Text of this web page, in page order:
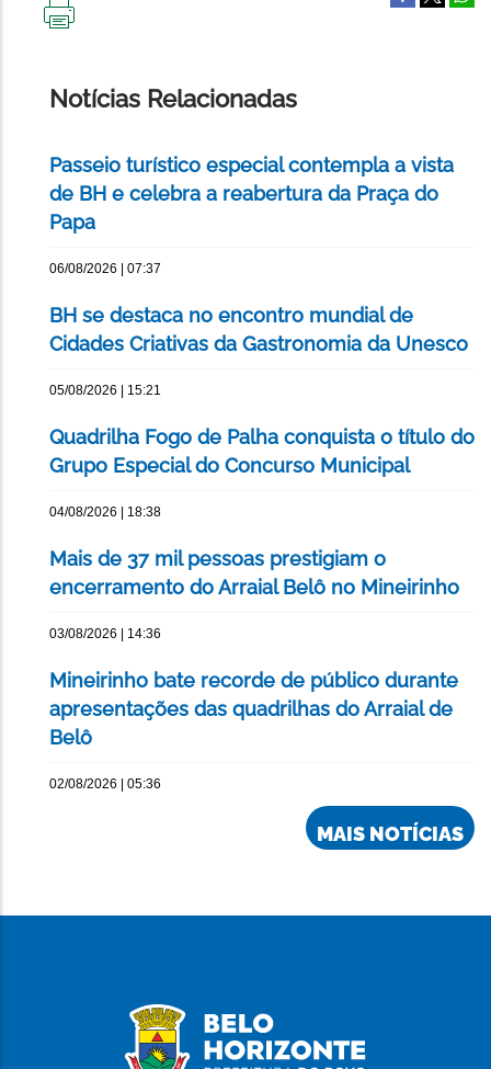
Notícias Relacionadas
Passeio turístico especial contempla a vista
de BH e celebra a reabertura da Praça do
Papa
06/08/2026 | 07:37
BH se destaca no encontro mundial de
Cidades Criativas da Gastronomia da Unesco
05/08/2026 | 15:21
Quadrilha Fogo de Palha conquista o título do
Grupo Especial do Concurso Municipal
04/08/2026 | 18:38
Mais de 37 mil pessoas prestigiam o
encerramento do Arraial Belô no Mineirinho
03/08/2026 | 14:36
Mineirinho bate recorde de público durante
apresentações das quadrilhas do Arraial de
Belô
02/08/2026 | 05:36
MAIS NOTÍCIAS